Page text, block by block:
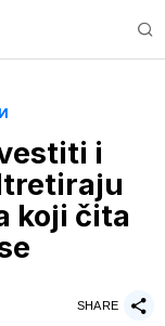
i
koji čita
SHARE